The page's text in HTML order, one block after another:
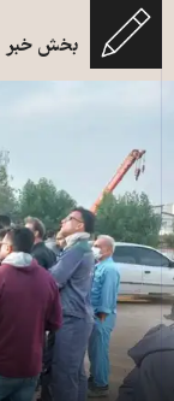
بخش خبر